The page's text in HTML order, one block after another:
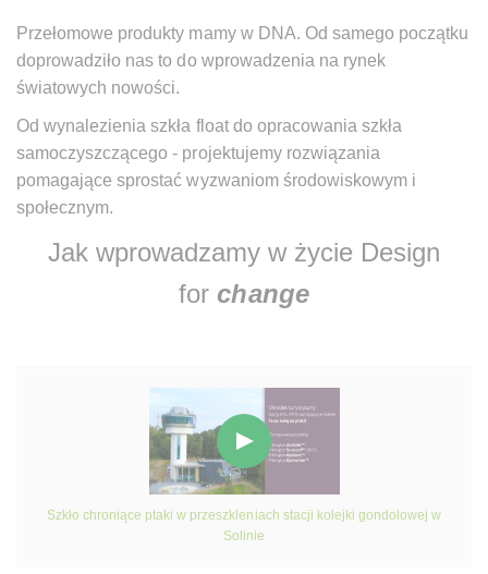
Przełomowe produkty mamy w DNA. Od samego początku
doprowadziło nas to do wprowadzenia na rynek
światowych nowości.
Od wynalezienia szkła float do opracowania szkła
samoczyszczącego - projektujemy rozwiązania
pomagające sprostać wyzwaniom środowiskowym i
społecznym.
Jak wprowadzamy w życie Design
forchange
Szkło chroniące ptaki w przeszkleniach stacji kolejki gondolowej w
Solinie